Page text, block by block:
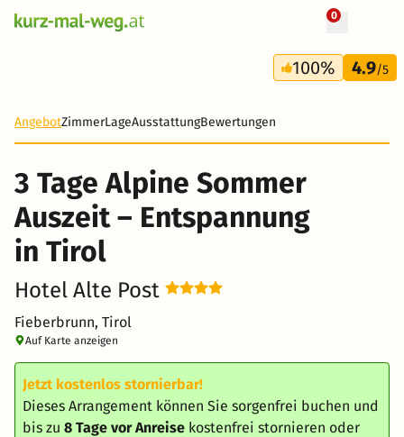
0
3 Tage
249 €
+ 32 Fotos
100% 4.9/5
AngebotZimmerLageAusstattungBewertungen
3 Tage Alpine Sommer
Auszeit – Entspannung
in Tirol
Hotel Alte Post
Fieberbrunn, Tirol
Auf Karte anzeigen
Jetzt kostenlos stornierbar!
Dieses Arrangement können Sie sorgenfrei buchen und
bis zu 8 Tage vor Anreise kostenfrei stornieren oder